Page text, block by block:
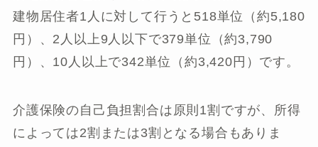
建物居住者1人に対して行うと518単位（約5,180
円）、2人以上9人以下で379単位（約3,790
円）、10人以上で342単位（約3,420円）です。
介護保険の自己負担割合は原則1割ですが、所得
によっては2割または3割となる場合もありま